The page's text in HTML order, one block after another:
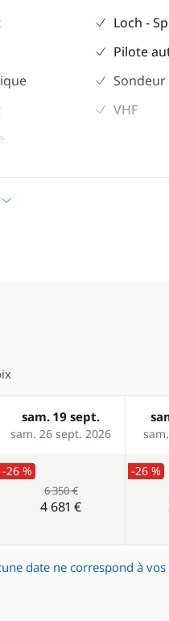
Loch -
Pilote
Sondeur
VHF
sam. 19 sept.
sam. 26 sept. 2026
-26 %
6 350 €
4 681 €
-26 %
date ne correspond à vos